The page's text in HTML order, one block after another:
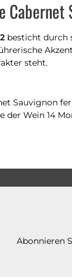
Cabernet
besticht durch
steht.
Sauvignon
Wein 14
Abonnieren